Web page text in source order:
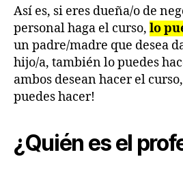
Así es, si eres dueña/o de
personal haga el curso, lo
un padre/madre que desea
hijo/a, también lo puedes
ambos desean hacer el
puedes hacer!
¿Quién es el